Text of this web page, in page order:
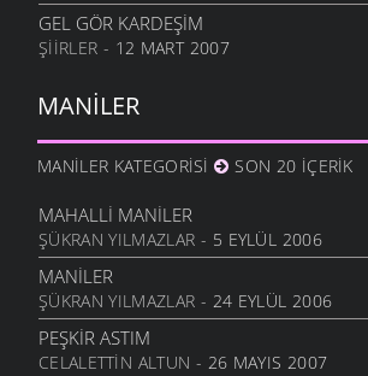
GEL GÖR KARDEŞIM
ŞIIRLER - 12 MART 2007
MANILER
MANILER KATEGORISI SON 20 İÇERIK
MAHALLI MANILER
ŞÜKRAN YILMAZLAR - 5 EYLÜL 2006
MANILER
ŞÜKRAN YILMAZLAR - 24 EYLÜL 2006
PEŞKIR ASTIM
CELALETTIN ALTUN - 26 MAYIS 2007